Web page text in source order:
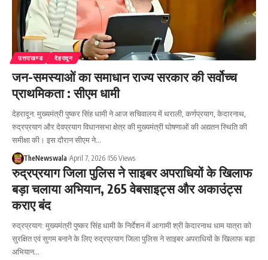
उत्तराखण्ड देहरादून
जन-समस्याओं का समाधान राज्य सरकार की सर्वोच्च
प्राथमिकता : सीएम धामी
देहरादून: मुख्यमंत्री पुष्कर सिंह धामी ने आज सचिवालय में थराली, कर्णप्रयाग, केदारनाथ,
रुद्रप्रयाग और देवप्रयाग विधानसभा क्षेत्र की मुख्यमंत्री घोषणाओं की अद्यतन स्थिति की
समीक्षा की। इस दौरान सीएम ने…
TheNewswala April 7, 2026 156 Views
रुद्रप्रयाग जिला पुलिस ने साइबर अपराधियों के खिलाफ
बड़ा चलाया अभियान, 265 वेबसाइट्स और अकाउंट्स
कराए बंद
रुद्रप्रयाग: मुख्यमंत्री पुष्कर सिंह धामी के निर्देशन में आगामी श्री केदारनाथ धाम यात्रा को
सुरक्षित एवं सुगम बनाने के लिए रुद्रप्रयाग जिला पुलिस ने साइबर अपराधियों के खिलाफ बड़ा
अभियान…